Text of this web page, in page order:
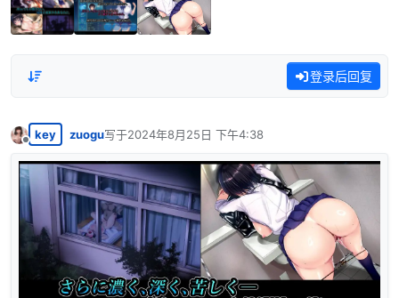
登录后回复
离线
key zuogu写于2024年8月25日 下午4:38
最后由 编辑